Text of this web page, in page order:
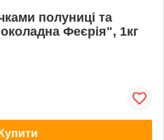
полуниці та
Феєрія", 1кг
Купити